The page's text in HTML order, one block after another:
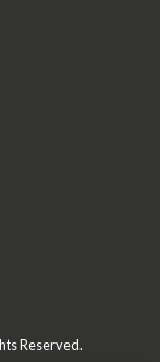
Reserved.